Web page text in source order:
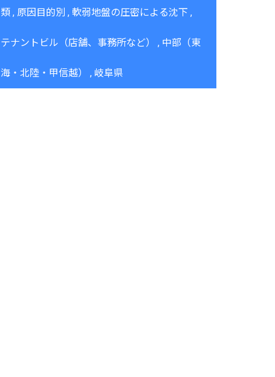
類 原因目的別 軟弱地盤の圧密による沈下
テナントビル（店舗、事務所など） 中部（東
海・北陸・甲信越） 岐阜県